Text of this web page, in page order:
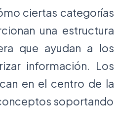
ciertas categorías
una estructura
que ayudan a los
información. Los
en el centro de la
soportando